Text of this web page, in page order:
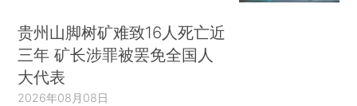
贵州山脚树矿难致16人死亡近
三年 矿长涉罪被罢免全国人
大代表
2026年08月08日